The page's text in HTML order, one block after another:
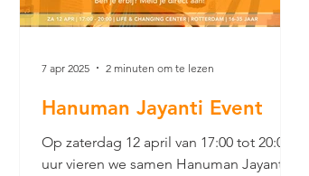
Hanuman Jayanti Event
Op zaterdag 12 april van 17:00 tot 20:00
uur vieren we samen Hanuman Jayanti
7 apr 2025 2 minuten om te lezen